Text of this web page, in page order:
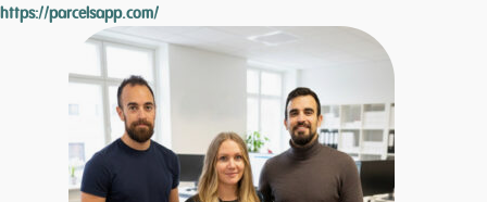
https://parcelsapp.com/